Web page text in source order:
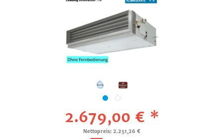
2.679,00 € *
Nettopreis: 2.251,26 €